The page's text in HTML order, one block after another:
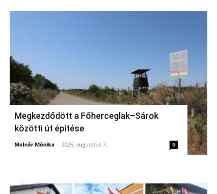
Megkezdődött a Főherceglak–Sárok
közötti út építése
Molnár Mónika - 2026, augusztus 7. 0